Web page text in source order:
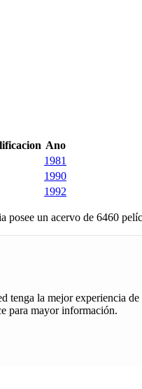
Ano
1981
1990
1992
posee un acervo de 6460
tenga la mejor experiencia
para mayor información.